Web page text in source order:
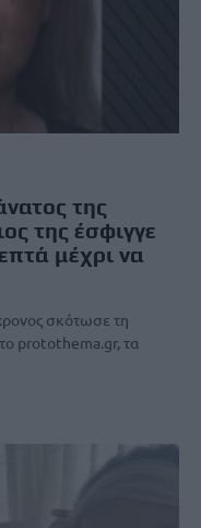
της
της έσφιγγε
μέχρι να
σκότωσε τη
protothema.gr, τα